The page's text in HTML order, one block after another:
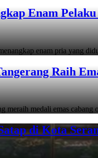
Enam
enam pria yang
Raih
meraih medali emas
di Kota